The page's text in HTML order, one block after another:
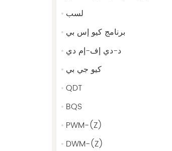
لسب
برنامج كيو إس بي
د-دي إف-إم دي
كيو جي بي
QDT
BQS
PWM-(Z)
DWM-(Z)